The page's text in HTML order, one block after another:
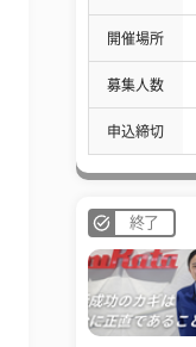
開催場所
募集人数
申込締切
終了